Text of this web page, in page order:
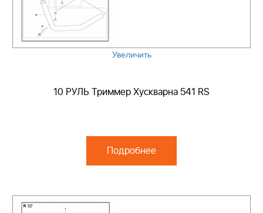
Увеличить
10 РУЛЬ Триммер Хускварна 541 RS
Подробнее